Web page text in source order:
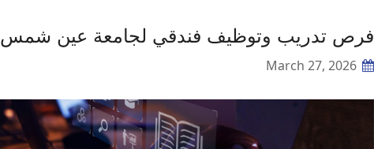
فرص تدريب وتوظيف فندقي لجامعة عين شمس
March 27, 2026